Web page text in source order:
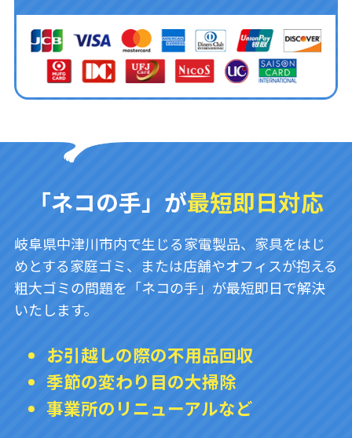
「ネコの手」が最短即日対応
岐阜県中津川市内で生じる家電製品、家具をはじ
めとする家庭ゴミ、または店舗やオフィスが抱える
粗大ゴミの問題を「ネコの手」が最短即日で解決
いたします。
お引越しの際の不用品回収
季節の変わり目の大掃除
事業所のリニューアルなど